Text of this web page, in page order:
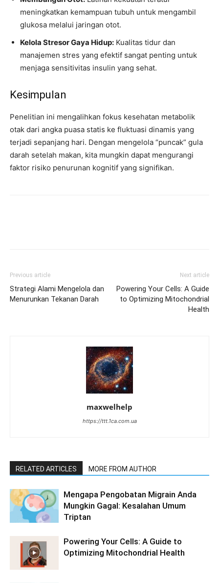
meningkatkan kemampuan tubuh untuk mengambil
glukosa melalui jaringan otot.
Kelola Stresor Gaya Hidup: Kualitas tidur dan
manajemen stres yang efektif sangat penting untuk
menjaga sensitivitas insulin yang sehat.
Kesimpulan
Penelitian ini mengalihkan fokus kesehatan metabolik
otak dari angka puasa statis ke fluktuasi dinamis yang
terjadi sepanjang hari. Dengan mengelola “puncak” gula
darah setelah makan, kita mungkin dapat mengurangi
faktor risiko penurunan kognitif yang signifikan.
Previous article
Strategi Alami Mengelola dan
Menurunkan Tekanan Darah
Next article
Powering Your Cells: A Guide
to Optimizing Mitochondrial
Health
maxwelhelp
https://ttt.1ca.com.ua
RELATED ARTICLES MORE FROM AUTHOR
Mengapa Pengobatan Migrain Anda
Mungkin Gagal: Kesalahan Umum
Triptan
Powering Your Cells: A Guide to
Optimizing Mitochondrial Health